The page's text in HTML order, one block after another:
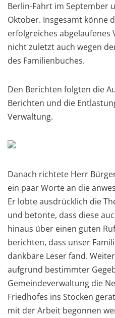
Berlin-Fahrt im September
Oktober. Insgesamt könne
erfolgreiches abgelaufenes
nicht zuletzt auch wegen
des Familienbuches.
Den Berichten folgten die
Berichten und die
Verwaltung.
Danach richtete Herr
ein paar Worte an die
Er lobte ausdrücklich die
und betonte, dass diese
hinaus über einen guten
berichten, dass unser
dankbare Leser fand.
aufgrund bestimmter
Gemeindeverwaltung die
Friedhofes ins Stocken
mit der Arbeit begonnen